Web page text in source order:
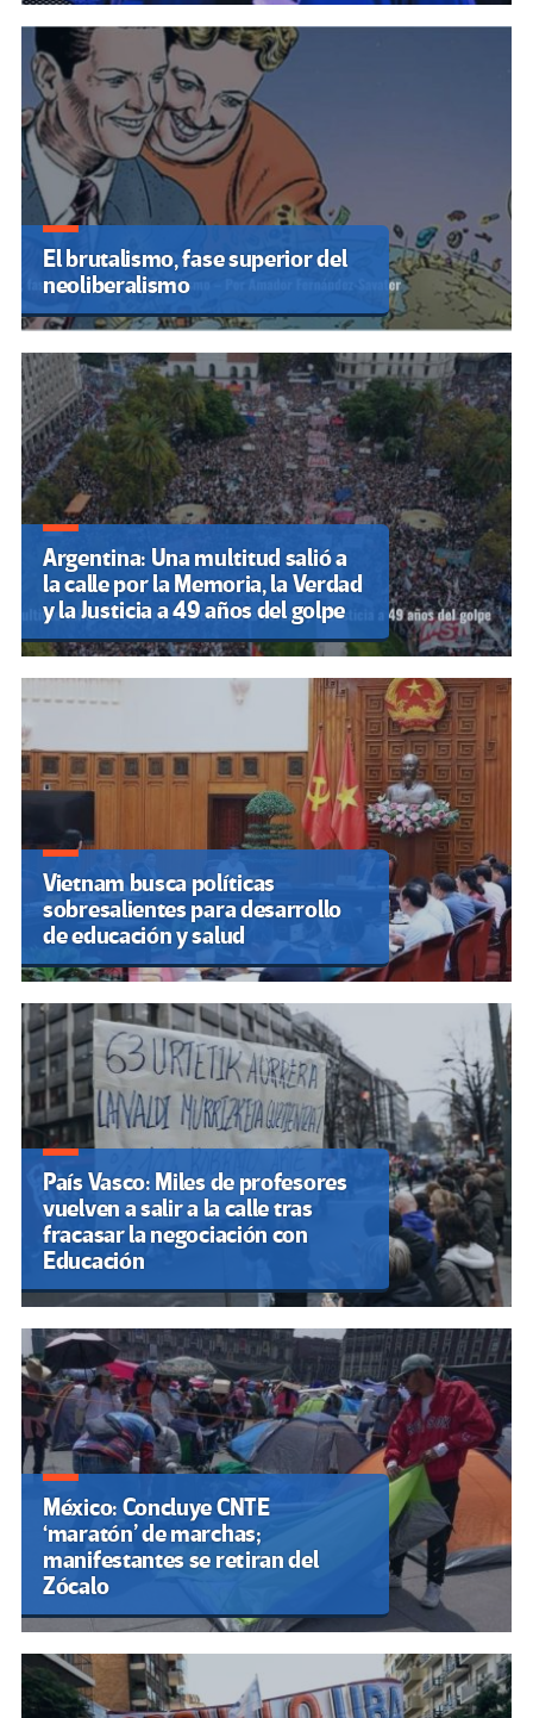
El brutalismo, fase superior del
neoliberalismo
Argentina: Una multitud salió a
la calle por la Memoria, la Verdad
y la Justicia a 49 años del golpe
Vietnam busca políticas
sobresalientes para desarrollo
de educación y salud
País Vasco: Miles de profesores
vuelven a salir a la calle tras
fracasar la negociación con
Educación
México: Concluye CNTE
‘maratón’ de marchas;
manifestantes se retiran del
Zócalo